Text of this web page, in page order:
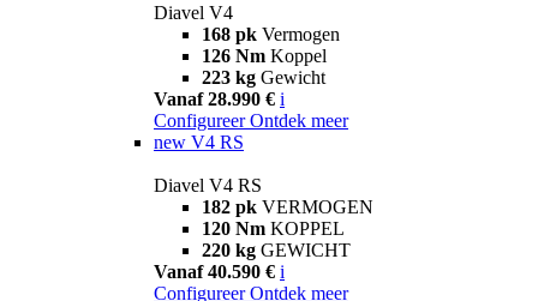
Diavel V4
168 pk Vermogen
126 Nm Koppel
223 kg Gewicht
Vanaf 28.990 € i
Configureer Ontdek meer
new V4 RS
Diavel V4 RS
182 pk VERMOGEN
120 Nm KOPPEL
220 kg GEWICHT
Vanaf 40.590 € i
Configureer Ontdek meer